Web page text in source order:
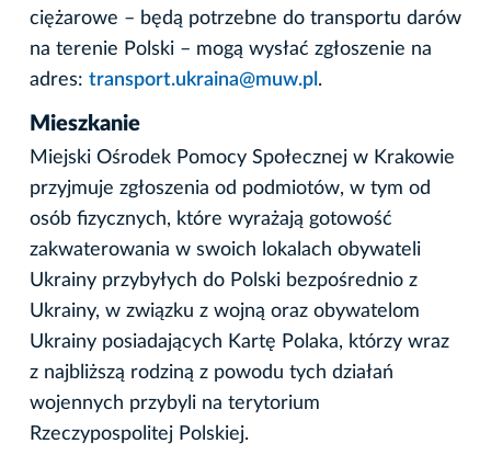
ciężarowe – będą potrzebne do transportu darów
na terenie Polski – mogą wysłać zgłoszenie na
adres: transport.ukraina@muw.pl .
Mieszkanie
Miejski Ośrodek Pomocy Społecznej w Krakowie
przyjmuje zgłoszenia od podmiotów, w tym od
osób fizycznych, które wyrażają gotowość
zakwaterowania w swoich lokalach obywateli
Ukrainy przybyłych do Polski bezpośrednio z
Ukrainy, w związku z wojną oraz obywatelom
Ukrainy posiadających Kartę Polaka, którzy wraz
z najbliższą rodziną z powodu tych działań
wojennych przybyli na terytorium
Rzeczypospolitej Polskiej.